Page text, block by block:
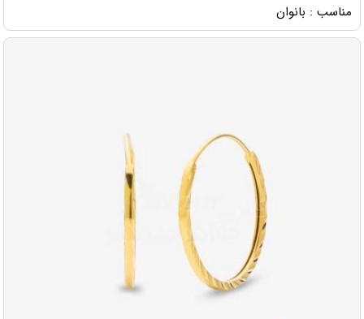
مناسب : بانوان